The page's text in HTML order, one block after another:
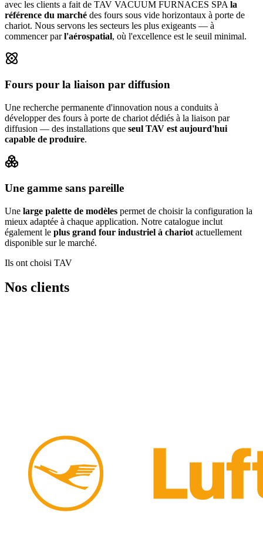
avec les clients a fait de TAV VACUUM FURNACES SPA la
référence du marché des fours sous vide horizontaux à porte de
chariot. Nous servons les secteurs les plus exigeants — à
commencer parl'aérospatial, où l'excellence est le seuil minimal.
Fours pour la liaison par diffusion
Une recherche permanente d'innovation nous a conduits à
développer des fours à porte de chariot dédiés à la liaison par
diffusion — des installations que seul TAV est aujourd'hui
capable de produire.
Une gamme sans pareille
Une large palette de modèles permet de choisir la configuration la
mieux adaptée à chaque application. Notre catalogue inclut
également le plus grand four industriel à chariot actuellement
disponible sur le marché.
Ils ont choisi TAV
Nos clients